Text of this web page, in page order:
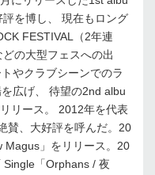
を博し、 現在もロング
FESTIVAL（2年連
の大型フェスへの出
やクラブシーンでのラ
広げ、 待望の2nd albu
リース。 2012年を代表
賛、大好評を呼んだ。20
Magus」をリリース。20
「Orphans / 夜